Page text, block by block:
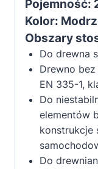
Pojemność:
Kolor:
Obszary
Do drewna
Drewno
EN 335-1,
Do
elementów
konstrukcje
Do